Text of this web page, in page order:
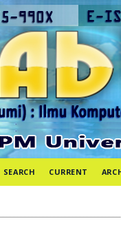
SEARCH CURRENT